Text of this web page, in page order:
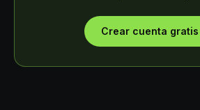
Crear cuenta gratis